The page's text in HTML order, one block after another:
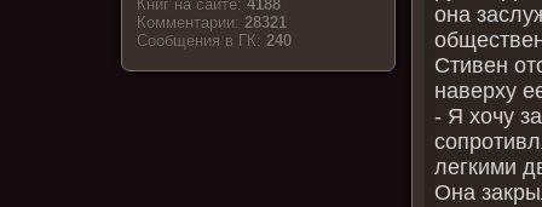
Книг на сайте:4188
Комментарии:28321
Cообщения в ГК:240
она
Стивен
наверху
- Я хочу
легкими
Она